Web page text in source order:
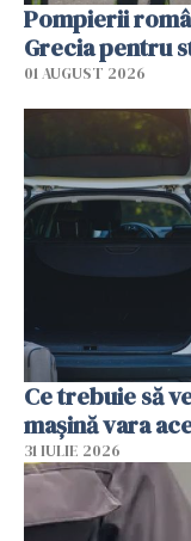
Pompierii
Grecia pentru
01 AUGUST 2026
Ce trebuie să
mașină vara
31 IULIE 2026